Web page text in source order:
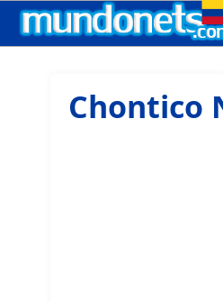
Chontico